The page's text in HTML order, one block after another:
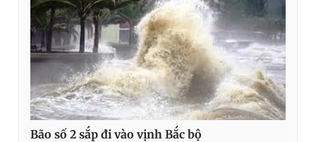
Bão số 2 sắp đi vào vịnh Bắc bộ